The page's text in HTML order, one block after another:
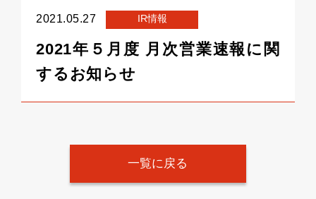
2021.05.27 IR情報
2021年５月度 月次営業速報に関
するお知らせ
一覧に戻る